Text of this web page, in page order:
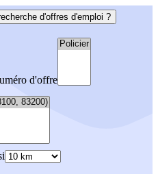
d'offres d'emploi ?
d'offre